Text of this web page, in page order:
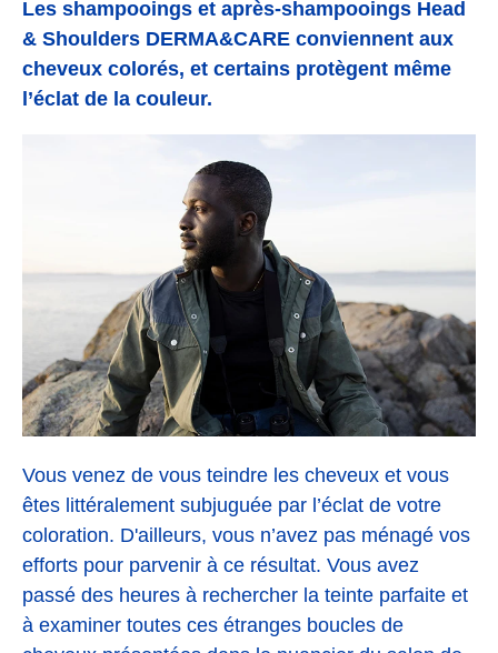
Les shampooings et après-shampooings Head
& Shoulders DERMA&CARE conviennent aux
cheveux colorés, et certains protègent même
l’éclat de la couleur.
Vous venez de vous teindre les cheveux et vous
êtes littéralement subjuguée par l’éclat de votre
coloration. D'ailleurs, vous n’avez pas ménagé vos
efforts pour parvenir à ce résultat. Vous avez
passé des heures à rechercher la teinte parfaite et
à examiner toutes ces étranges boucles de